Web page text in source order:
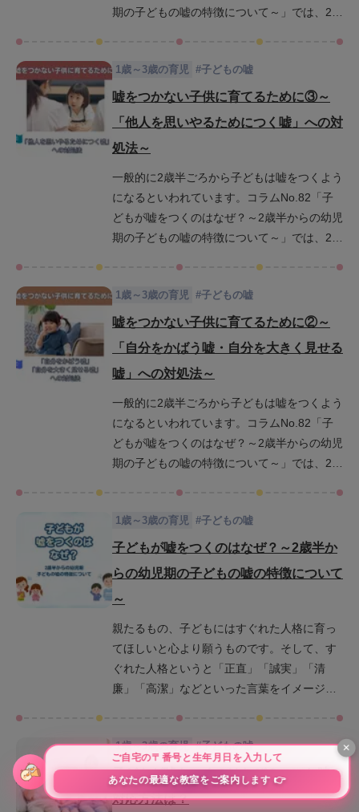
期の子どもの嘘の特徴について～」では、2歳
成にいかに重要であるかをご説明いたしまし
た。また、コラムNo.128～130では、子ども
タイプごとに解説してきました。前回のコラ
ムNo.130「嘘をつかない子供に育てるために
③～「他人を思いやるためにつく嘘」への対
処法～」では、ある程度子どもが成長し、年
中～年長ごろからみられる「他人を思いやる
ためにつく嘘」への対処法を中心にご説明い
どもが成長し、大人の社会でも見られるよう
な複雑な嘘をついた場合の対処法を中心にま
とめています。子どもの成長に応じて読んで
みてくださいね。
1歳～3歳の育児 #子どもの嘘
嘘をつかない子供に育てるために③～
「他人を思いやるためにつく嘘」への対
処法～
一般的に2歳半ごろから子どもは嘘をつくよう
になるといわれています。コラムNo.82「子
どもが嘘をつくのはなぜ？～2歳半からの幼児
期の子どもの嘘の特徴について～」では、2歳
成にいかに重要であるかをご説明いたしまし
た。また、コラムNo.129「嘘をつかない子供
を大きく見せる嘘」への対処法～」では、幼
少期に見られがちな、自分をよりよく見せる
ために罪のない範囲で物事を誇張して話して
しまうような嘘の対処法を中心に解説しまし
た。さらにこちらのコラムでは、もう少し子
どもが成長すると見られてくる「他人を思い
明していきます。
1歳～3歳の育児 #子どもの嘘
嘘をつかない子供に育てるために②～
「自分をかばう嘘・自分を大きく見せる
嘘」への対処法～
一般的に2歳半ごろから子どもは嘘をつくよう
になるといわれています。コラムNo.82「子
どもが嘘をつくのはなぜ？～2歳半からの幼児
期の子どもの嘘の特徴について～」では、2歳
成にいかに重要であるかをご説明いたしまし
た。また、コラムNo.128「嘘をつかない子供
方、とっさに出る嘘への対処法～」では、子
どもにまずは「嘘はよくないこと」と刷りこ
むことの重要性と、子どもによくある「怒ら
れないようにとっさに出る嘘」への対処法を
中心に解説しました。さらにこちらのコラム
では、同じく子どもの時期に見られる「自分
処法を中心にご説明していきます。
1歳～3歳の育児 #子どもの嘘
子どもが嘘をつくのはなぜ？～2歳半か
らの幼児期の子どもの嘘の特徴について
～
親たるもの、子どもにはすぐれた人格に育っ
てほしいと心より願うものです。そして、す
ぐれた人格というと「正直」「誠実」「清
廉」「高潔」などといった言葉をイメージす
る人もいるかと思います。一般的に2歳半ごろ
から子どもは嘘をつくようになるといわれて
います。こちらのコラムでは「子どもの嘘」
の種類と時期、とくに2歳半から4歳ごろに特
1歳～3歳の育児 #子どもの嘘
子どもが嘘をつくのはなぜ？ついた時の
対応方法は？